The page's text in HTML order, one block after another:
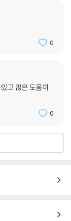
0
고 많은 도움이
0